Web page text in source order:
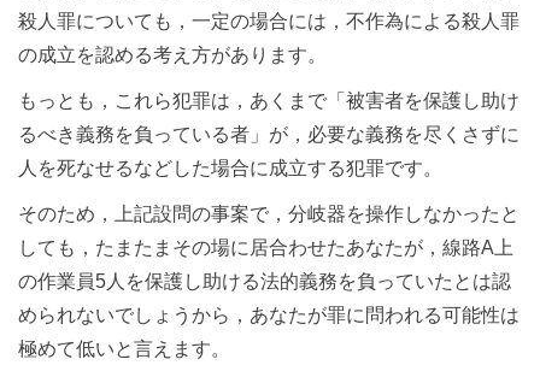
殺人罪についても，一定の場合には，不作為による殺人罪
の成立を認める考え方があります。
もっとも，これら犯罪は，あくまで「被害者を保護し助け
るべき義務を負っている者」が，必要な義務を尽くさずに
人を死なせるなどした場合に成立する犯罪です。
そのため，上記設問の事案で，分岐器を操作しなかったと
しても，たまたまその場に居合わせたあなたが，線路A上
の作業員5人を保護し助ける法的義務を負っていたとは認
められないでしょうから，あなたが罪に問われる可能性は
極めて低いと言えます。